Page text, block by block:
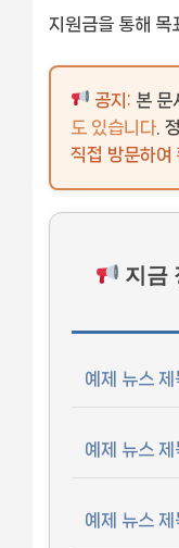
지원금을 통해 목
공지: 본 문
도 있습니다 .
직접 방문하여
지금
예제 뉴스 제
예제 뉴스
예제 뉴스